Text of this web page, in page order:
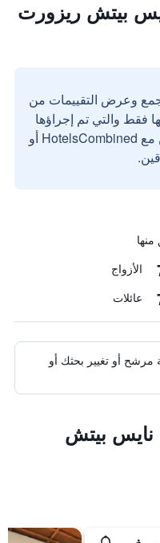
بيتش ريزورت
وعرض التقييمات من
فقط والتي تم إجراؤها
بواسطة مستخدمين حقيقيين مع HotelsCombined أو
الأزواج
عائلات
مرشح أو تغيير بحثك أو
نايس بيتش